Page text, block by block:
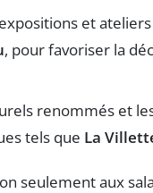
et
, pour favoriser la
renommés et
tels que La
seulement aux